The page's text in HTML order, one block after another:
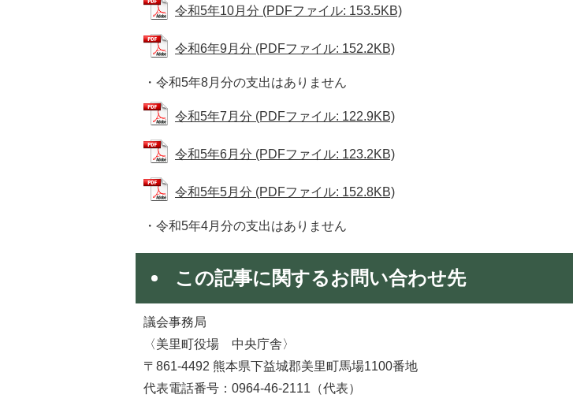
令和5年10月分 (PDFファイル: 153.5KB)
令和6年9月分 (PDFファイル: 152.2KB)
・令和5年8月分の支出はありません
令和5年7月分 (PDFファイル: 122.9KB)
令和5年6月分 (PDFファイル: 123.2KB)
令和5年5月分 (PDFファイル: 152.8KB)
・令和5年4月分の支出はありません
この記事に関するお問い合わせ先
議会事務局
〈美里町役場 中央庁舎〉
〒861-4492 熊本県下益城郡美里町馬場1100番地
代表電話番号：0964-46-2111（代表）